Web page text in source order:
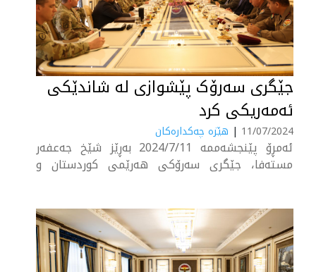
جێگری سه‌رۆک پێشوازی له‌ شاندێکی
ئه‌مه‌ریکی کرد
11/07/2024
| هێزە چەکدارەکان
ئه‌مڕۆ پێنجشه‌ممه‌ 2024/7/11 به‌ڕێز شێخ جه‌عفه‌ر
مسته‌فا، جێگرى سه‌رۆكى هه‌رێمى كوردستان و
دانيال شه‌پيرۆ، جێگرى یاریده‌ده‌ری وه‌زيرى به‌رگريى
ئه‌مه‌ريكا و جه‌نه‌رال جۆل ڤاول فه‌رمانده‌ى هێزه‌كانى
ئه‌مه‌ريكا له‌ عێراق و سووريا....